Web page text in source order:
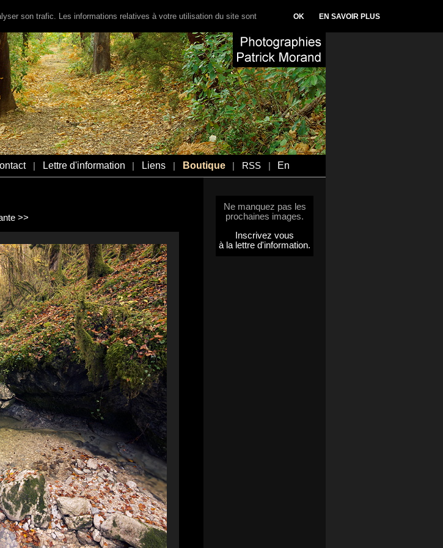
Lettre d'information Liens Boutique RSS En
>>
Ne manquez pas les
prochaines images.
Inscrivez vous
à la lettre d'information.
son trafic. Les informations relatives à votre utilisation du site sont
OK EN SAVOIR PLUS